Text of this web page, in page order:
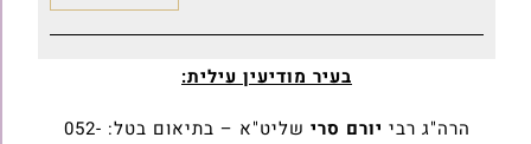
בעיר מודיעין עילית:
הרה"ג רבי יורם סרי
שליט"א – בתיאום בטל: 052-